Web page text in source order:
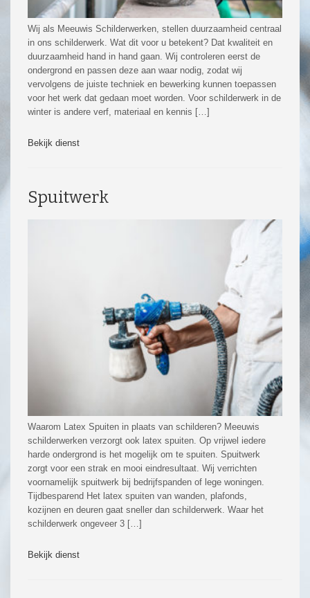
Wij als Meeuwis Schilderwerken, stellen duurzaamheid centraal
in ons schilderwerk. Wat dit voor u betekent? Dat kwaliteit en
duurzaamheid hand in hand gaan. Wij controleren eerst de
ondergrond en passen deze aan waar nodig, zodat wij
vervolgens de juiste techniek en bewerking kunnen toepassen
voor het werk dat gedaan moet worden. Voor schilderwerk in de
winter is andere verf, materiaal en kennis […]
Bekijk dienst
Spuitwerk
Waarom Latex Spuiten in plaats van schilderen? Meeuwis
schilderwerken verzorgt ook latex spuiten. Op vrijwel iedere
harde ondergrond is het mogelijk om te spuiten. Spuitwerk
zorgt voor een strak en mooi eindresultaat. Wij verrichten
voornamelijk spuitwerk bij bedrijfspanden of lege woningen.
Tijdbesparend Het latex spuiten van wanden, plafonds,
kozijnen en deuren gaat sneller dan schilderwerk. Waar het
schilderwerk ongeveer 3 […]
Bekijk dienst